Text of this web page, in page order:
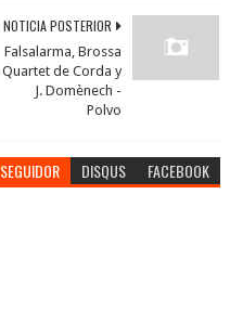
NOTICIA POSTERIOR
Falsalarma, Brossa
Quartet de Corda y
J. Domènech -
Polvo
SEGUIDOR DISQUS FACEBOOK